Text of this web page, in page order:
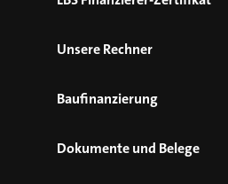
Unsere Rechner
Baufinanzierung
Dokumente und Belege